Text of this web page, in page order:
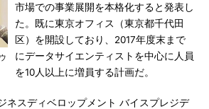
市場での事業展開を本格化すると発表し
た。既に東京オフィス（東京都千代田
区）を開設しており、2017年度末まで
にデータサイエンティストを中心に人員
を10人以上に増員する計画だ。
ネスディベロップメント バイスプレジデ